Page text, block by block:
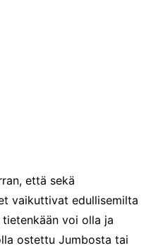
että sekä
vaikuttivat edullisemilta
tietenkään voi olla ja
ostettu Jumbosta tai